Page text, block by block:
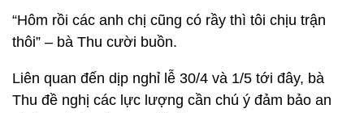
“Hôm rồi các anh chị cũng có rầy thì tôi chịu trận
thôi” – bà Thu cười buồn.
Liên quan đến dịp nghỉ lễ 30/4 và 1/5 tới đây, bà
Thu đề nghị các lực lượng cần chú ý đảm bảo an